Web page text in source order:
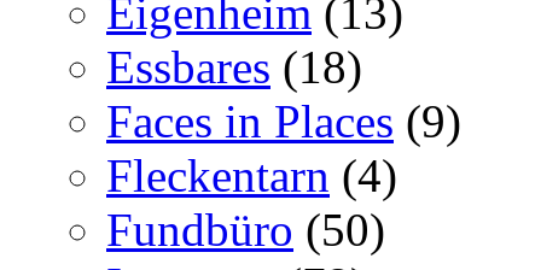
Eigenheim (13)
Essbares (18)
Faces in Places (9)
Fleckentarn (4)
Fundbüro (50)